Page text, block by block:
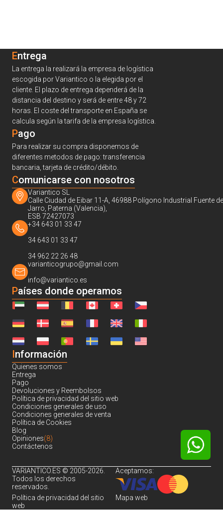
Entrega
La entrega la realizará la empresa de logística
escogida por Variantico o la elegida por el
cliente. El plazo de entrega dependerá de la
distancia del destino y será de entre 48 y 72
horas. El coste del transporte en España se
calcula según la tarifa de la empresa logística.
Pago
Para realizar su compra disponemos de
diferentes metodos de pago: transferencia
bancaria, tarjeta de crédito/débito.
Comunicarse con nosotros
Variantico SL
Calle Ciudad de Eibar 11-A, 46988 Polígono Industrial Fuente
Jarro, Paterna (Valencia),
ESB 72427073
+34 643 01 33 47
34 643 01 33 47
34 962 22 26 48
varianticogrupo@gmail.com
info@variantico.es
Países donde operamos
Información
Quienes somos
Entrega
Pago
Devoluciones y Reembolsos
Política de privacidad del sitio web
Condiciones generales de uso
Condiciones generales de venta
Política de Cookies
Blog
Opiniones(8)
Contáctenos
VARIANTICO.ES © 2005-2026.
Todos los derechos
reservados.
Aceptamos:
Política de privacidad del sitio
web
Mapa web